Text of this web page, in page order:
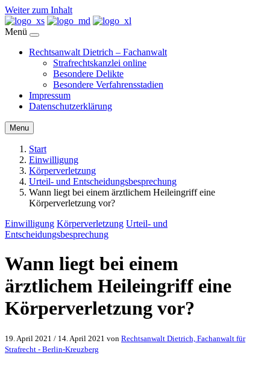
Weiter zum Inhalt
Menü
Rechtsanwalt Dietrich – Fachanwalt
Strafrechtskanzlei online
Besondere Delikte
Besondere Verfahrensstadien
Impressum
Datenschutzerklärung
Menu
Start
Einwilligung
Körperverletzung
Urteil- und Entscheidungsbesprechung
Wann liegt bei einem ärztlichem Heileingriff eine
Körperverletzung vor?
Einwilligung Körperverletzung Urteil- und
Entscheidungsbesprechung
Wann liegt bei einem
ärztlichem Heileingriff eine
Körperverletzung vor?
19. April 2021 / 14. April 2021 von Rechtsanwalt Dietrich, Fachanwalt für
Strafrecht - Berlin-Kreuzberg